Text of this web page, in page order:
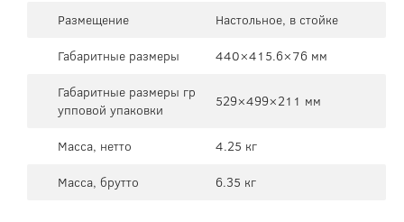
Размещение
Настольное, в стойке
Габаритные размеры
440×415.6×76 мм
Габаритные размеры гр
упповой упаковки
529×499×211 мм
Масса, нетто
4.25 кг
Масса, брутто
6.35 кг